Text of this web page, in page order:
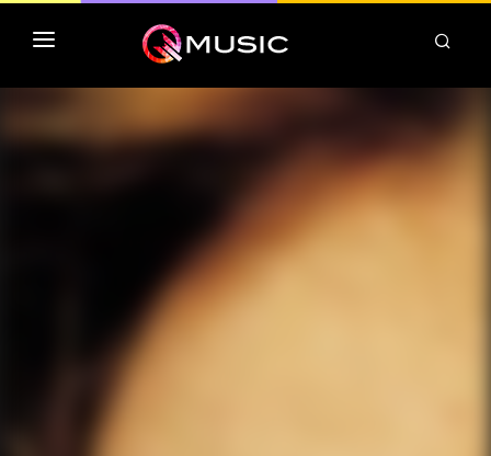
TOP MP3 ITUNES
TOP ALBUMS ITUNES